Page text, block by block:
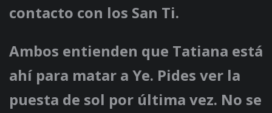
contacto con los San Ti.
Ambos entienden que Tatiana está
ahí para matar a Ye. Pides ver la
puesta de sol por última vez. No se